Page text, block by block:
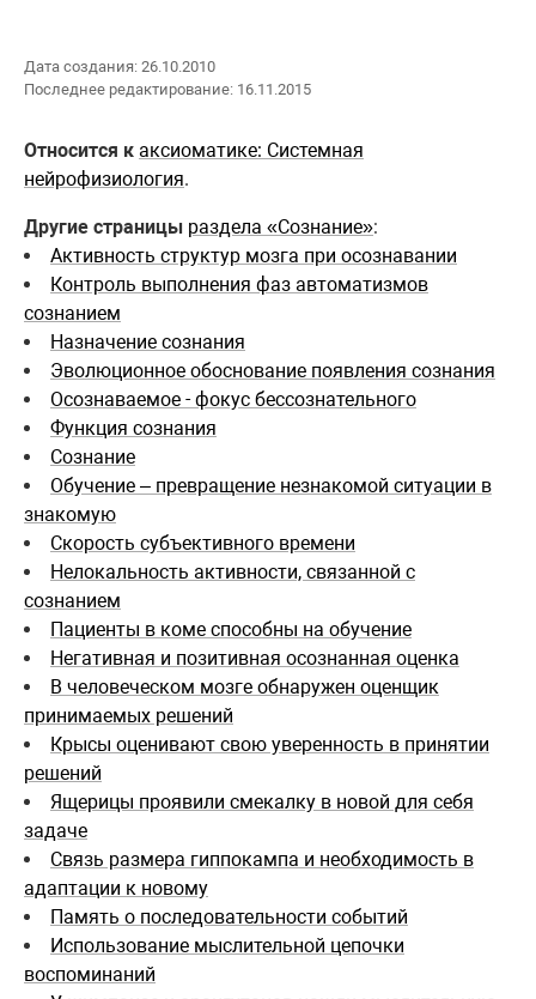
Дата создания: 26.10.2010
Последнее редактирование: 16.11.2015
Относится к аксиоматике: Системная
нейрофизиология.
Другие страницы раздела «Сознание»:
Активность структур мозга при осознавании
Контроль выполнения фаз автоматизмов
сознанием
Назначение сознания
Эволюционное обоснование появления сознания
Осознаваемое - фокус бессознательного
Функция сознания
Сознание
Обучение – превращение незнакомой ситуации в
знакомую
Скорость субъективного времени
Нелокальность активности, связанной с
сознанием
Пациенты в коме способны на обучение
Негативная и позитивная осознанная оценка
В человеческом мозге обнаружен оценщик
принимаемых решений
Крысы оценивают свою уверенность в принятии
решений
Ящерицы проявили смекалку в новой для себя
задаче
Связь размера гиппокампа и необходимость в
адаптации к новому
Память о последовательности событий
Использование мыслительной цепочки
воспоминаний